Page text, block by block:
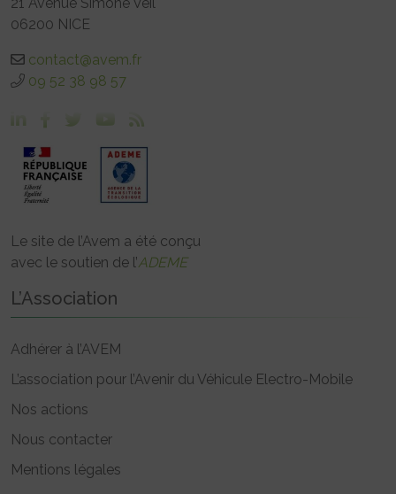
06200 NICE
contact@avem.fr
09 52 38 98 57
Le site de l’Avem a été conçu
avec le soutien de l’ADEME
L’Association
Adhérer à l’AVEM
L’association pour l’Avenir du Véhicule Electro-Mobile
Nos actions
Nous contacter
Mentions légales